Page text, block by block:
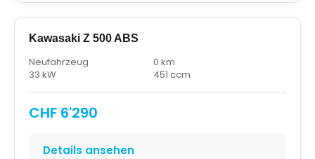
Kawasaki Z 500 ABS
Neufahrzeug
0 km
33 kW
451 ccm
CHF 6'290
Details ansehen